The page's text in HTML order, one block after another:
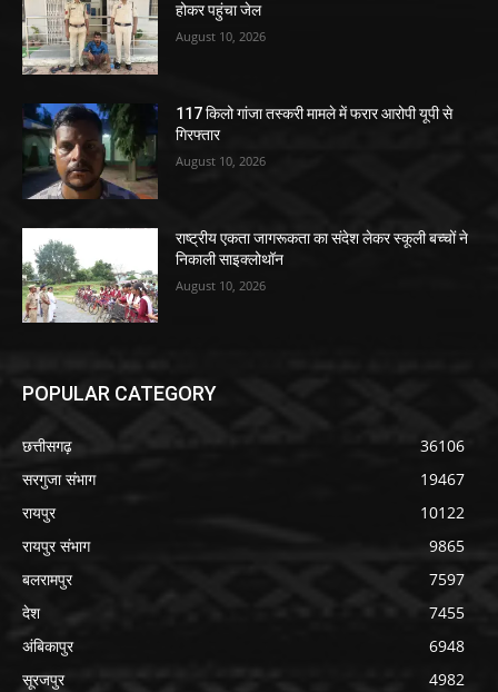
होकर पहुंचा जेल
August 10, 2026
117 किलो गांजा तस्करी मामले में फरार आरोपी यूपी से
गिरफ्तार
August 10, 2026
राष्ट्रीय एकता जागरूकता का संदेश लेकर स्कूली बच्चों ने
निकाली साइक्लोथॉन
August 10, 2026
POPULAR CATEGORY
छत्तीसगढ़
36106
सरगुजा संभाग
19467
रायपुर
10122
रायपुर संभाग
9865
बलरामपुर
7597
देश
7455
अंबिकापुर
6948
सूरजपुर
4982